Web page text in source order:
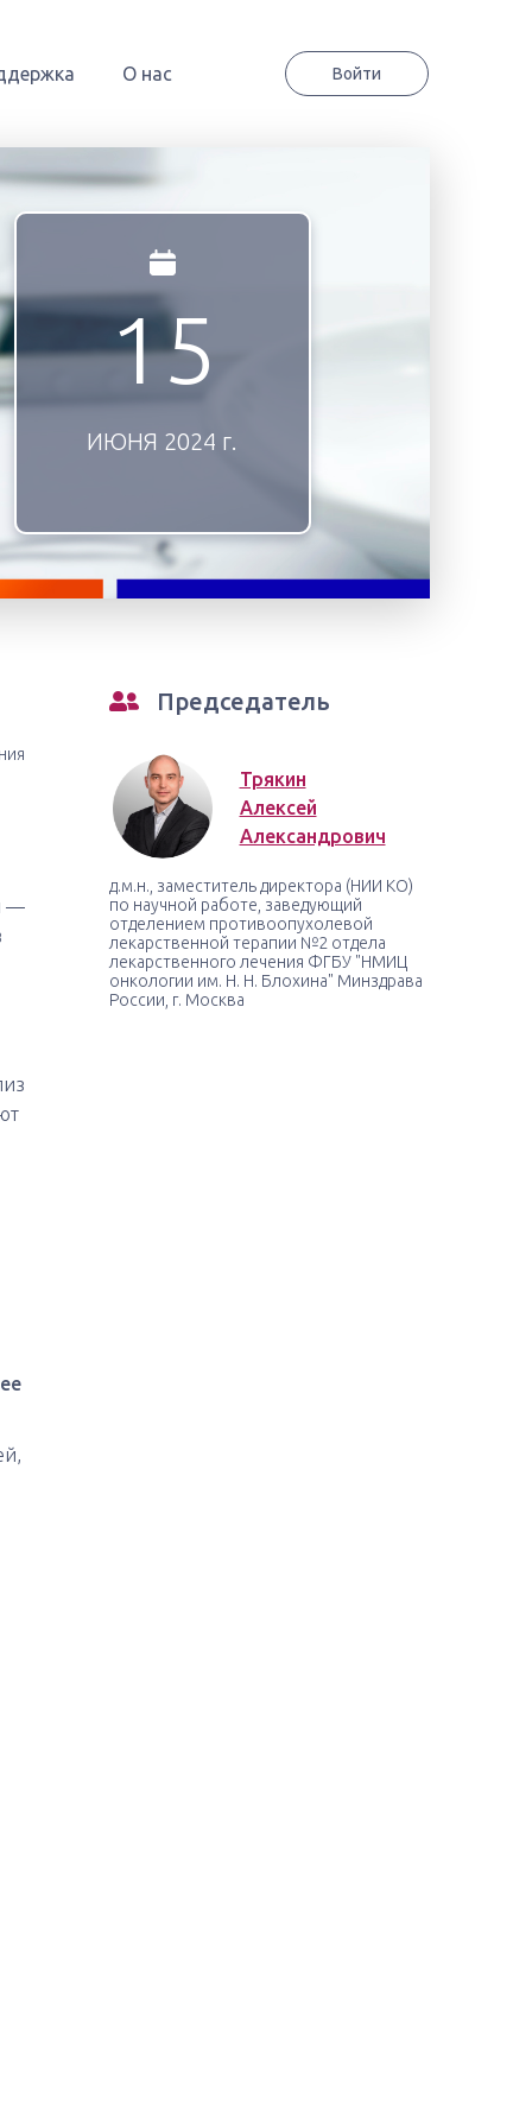
О нас Войти
15
ИЮНЯ 2024 г.
—
Председатель
Трякин
Алексей
Александрович
д.м.н., заместитель директора (НИИ КО)
по научной работе, заведующий
отделением противоопухолевой
лекарственной терапии №2 отдела
лекарственного лечения ФГБУ "НМИЦ
онкологии им. Н. Н. Блохина" Минздрава
России, г. Москва